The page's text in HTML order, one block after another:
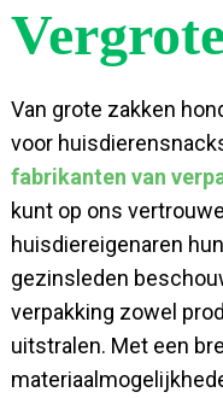
Van grote zakken
voor
fabrikanten van
kunt op ons
huisdiereigenaren
gezinsleden
verpakking zowel
uitstralen. Met een